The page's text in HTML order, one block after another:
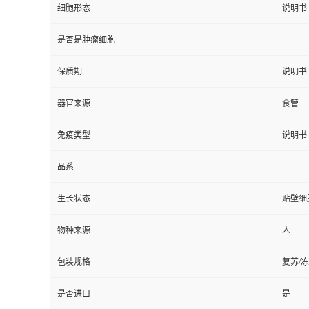
细胞形态 说明书
是否是肿瘤细胞
保质期 说明书
器官来源 食管
免疫类型 说明书
品系
生长状态 贴壁细
物种来源 人
包装规格 复苏/
是否进口 是